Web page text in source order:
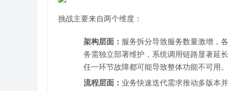
挑战主要来自两个维度：
架构层面： 服务拆分导致服务数量激增，
务需独立部署维护，系统调用链路显著延长
任一环节故障都可能导致整体功能不可用。
流程层面： 业务快速迭代需求推动多版本